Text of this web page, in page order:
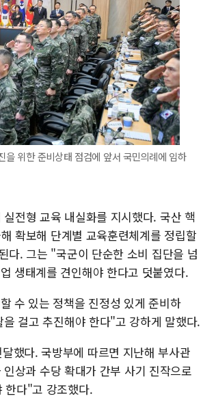
위한 준비상태 점검에 앞서 국민의례에 임하
전형 교육 내실화를 지시했다. 국산 핵
확보해 단계별 교육훈련체계를 정립할
다. 그는 "국군이 단순한 소비 집단을 넘
생태계를 견인해야 한다고 덧붙였다.
수 있는 정책을 진정성 있게 준비하
걸고 추진해야 한다"고 강하게 말했다.
했다. 국방부에 따르면 지난해 부사관
상과 수당 확대가 간부 사기 진작으로
한다"고 강조했다.